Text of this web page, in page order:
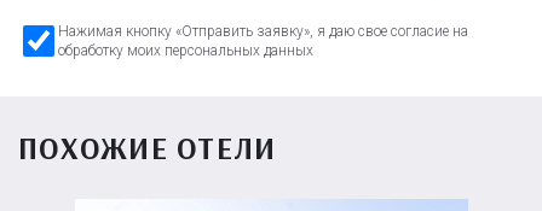
Нажимая кнопку «Отправить заявку», я даю свое согласие на
обработку моих персональных данных
ПОХОЖИЕ ОТЕЛИ